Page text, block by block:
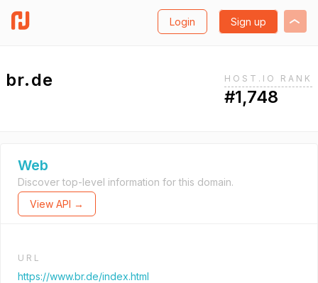
Login Sign up
br.de HOST.IO RANK
#1,748
Web
Discover top-level information for this domain.
View API →
URL
https://www.br.de/index.html